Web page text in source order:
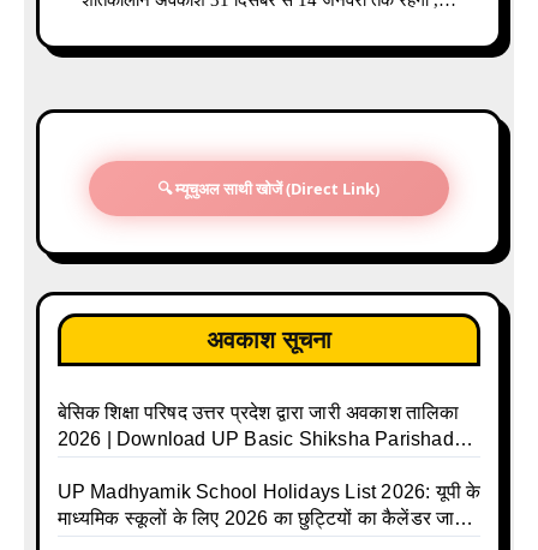
🔍 म्यूचुअल साथी खोजें (Direct Link)
अवकाश सूचना
बेसिक शिक्षा परिषद उत्तर प्रदेश द्वारा जारी अवकाश तालिका
2026 | Download UP Basic Shiksha Parishad
Basic School Avkash Talika UP 2026 | UP Basic
Shiksha Parishad Avkash Talika 2026 | UP
UP Madhyamik School Holidays List 2026: यूपी के
माध्यमिक स्कूलों के लिए 2026 का छुट्टियों का कैलेंडर जारी |